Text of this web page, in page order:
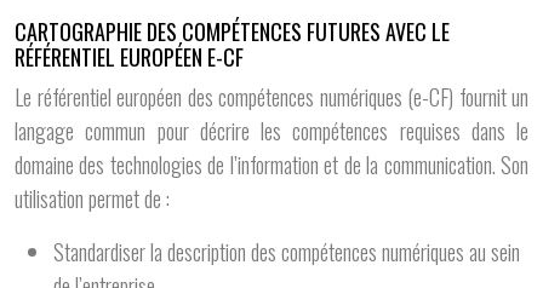
CARTOGRAPHIE DES COMPÉTENCES FUTURES AVEC LE
RÉFÉRENTIEL EUROPÉEN E-CF
Le référentiel européen des compétences numériques (e-CF) fournit un
langage commun pour décrire les compétences requises dans le
domaine des technologies de l’information et de la communication. Son
utilisation permet de :
Standardiser la description des compétences numériques au sein